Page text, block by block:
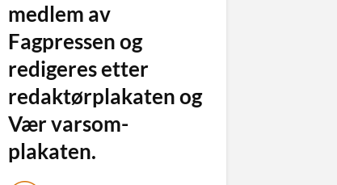
medlem av
Fagpressen og
redigeres etter
redaktørplakaten og
Vær varsom-
plakaten.